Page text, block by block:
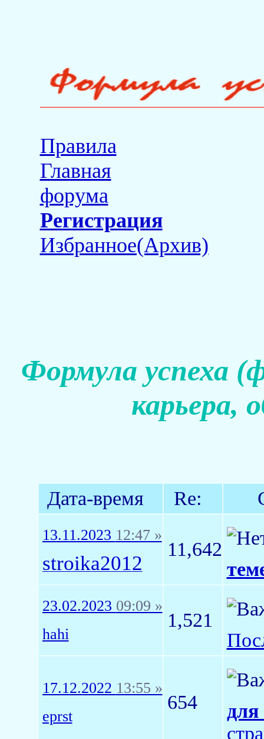
Правила
Главная
форума
Регистрация
Избранное(Архив)
Формула успеха
карьера,
Дата-время Re:
13.11.2023 12:47 »
stroika2012
11,642
23.02.2023 09:09 »
hahi
1,521
17.12.2022 13:55 »
eprst
654
для